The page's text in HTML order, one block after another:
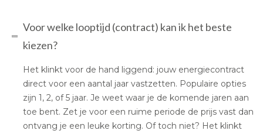
Voor welke looptijd (contract) kan ik het beste
kiezen?
Het klinkt voor de hand liggend: jouw energiecontract
direct voor een aantal jaar vastzetten. Populaire opties
zijn 1, 2, of 5 jaar. Je weet waar je de komende jaren aan
toe bent. Zet je voor een ruime periode de prijs vast dan
ontvang je een leuke korting. Of toch niet? Het klinkt